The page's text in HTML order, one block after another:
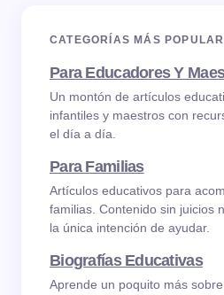
CATEGORÍAS MÁS
Para Educadores Y
Un montón de artículos
infantiles y maestros con
el día a día.
Para Familias
Artículos educativos para
familias. Contenido sin juicios
la única intención de ayudar.
Biografías Educativas
Aprende un poquito más